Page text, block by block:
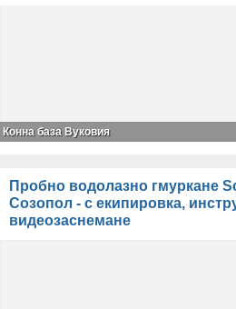
Конна база Вуковия
Пробно водолазно гмуркане
Созопол - с екипировка,
видеозаснемане